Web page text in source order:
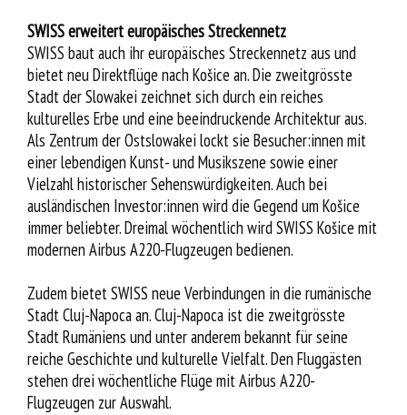
SWISS erweitert europäisches Streckennetz
SWISS baut auch ihr europäisches Streckennetz aus und
bietet neu Direktflüge nach Košice an. Die zweitgrösste
Stadt der Slowakei zeichnet sich durch ein reiches
kulturelles Erbe und eine beeindruckende Architektur aus.
Als Zentrum der Ostslowakei lockt sie Besucher:innen mit
einer lebendigen Kunst- und Musikszene sowie einer
Vielzahl historischer Sehenswürdigkeiten. Auch bei
ausländischen Investor:innen wird die Gegend um Košice
immer beliebter. Dreimal wöchentlich wird SWISS Košice mit
modernen Airbus A220-Flugzeugen bedienen.
Zudem bietet SWISS neue Verbindungen in die rumänische
Stadt Cluj-Napoca an. Cluj-Napoca ist die zweitgrösste
Stadt Rumäniens und unter anderem bekannt für seine
reiche Geschichte und kulturelle Vielfalt. Den Fluggästen
stehen drei wöchentliche Flüge mit Airbus A220-
Flugzeugen zur Auswahl.